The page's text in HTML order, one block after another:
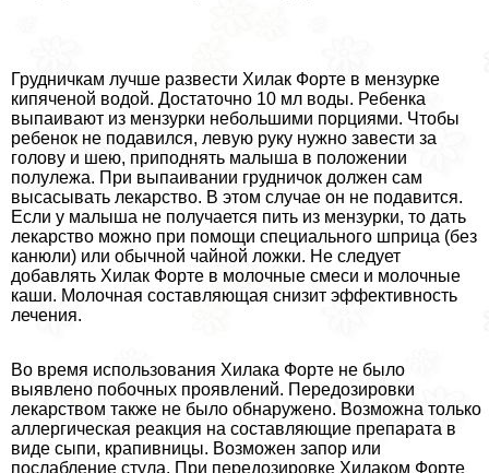
Грудничкам лучше развести Хилак Форте в мензурке
кипяченой водой. Достаточно 10 мл воды. Ребенка
выпаивают из мензурки небольшими порциями. Чтобы
ребенок не подавился, левую руку нужно завести за
голову и шею, приподнять малыша в положении
полулежа. При выпаивании грудничок должен сам
высасывать лекарство. В этом случае он не подавится.
Если у малыша не получается пить из мензурки, то дать
лекарство можно при помощи специального шприца (без
канюли) или обычной чайной ложки. Не следует
добавлять Хилак Форте в молочные смеси и молочные
каши. Молочная составляющая снизит эффективность
лечения.
Во время использования Хилака Форте не было
выявлено побочных проявлений. Передозировки
лекарством также не было обнаружено. Возможна только
аллергическая реакция на составляющие препарата в
виде сыпи, крапивницы. Возможен запор или
послабление стула. При передозировке Хилаком Форте